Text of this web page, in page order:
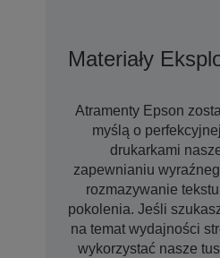
Materiały
Atramenty Epson
myślą o
drukarkami
zapewnianiu
rozmazywanie
pokolenia. Jeśli
na temat wydajności
wykorzystać nasze